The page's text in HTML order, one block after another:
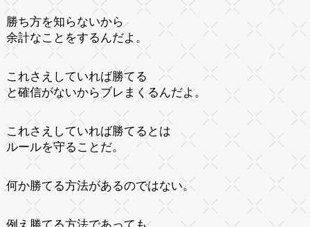
勝ち方を知らないから
余計なことをするんだよ。
これさえしていれば勝てる
と確信がないからブレまくるんだよ。
これさえしていれば勝てるとは
ルールを守ることだ。
何か勝てる方法があるのではない。
例え勝てる方法であっても